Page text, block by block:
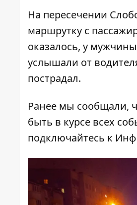
На пересечении
маршрутку с
оказалось, у
услышали от
пострадал.
Ранее мы сообщали,
быть в курсе всех
подключайтесь к